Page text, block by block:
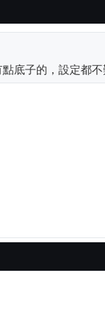
底子的，設定都不